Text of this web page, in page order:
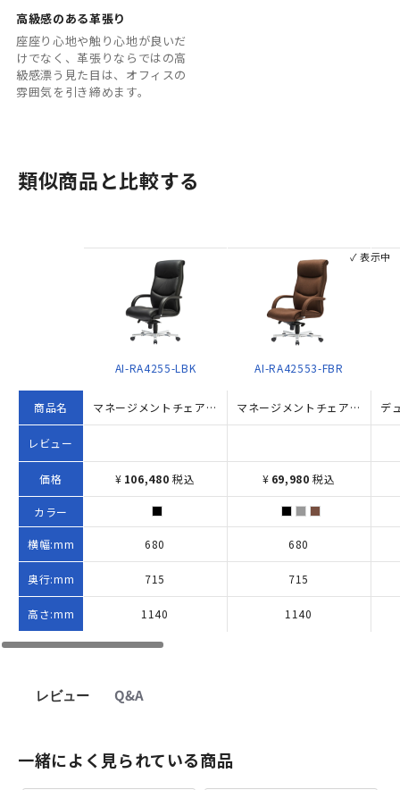
高級感のある革張り
座座り心地や触り心地が良いだ
けでなく、革張りならではの高
級感漂う見た目は、オフィスの
雰囲気を引き締めます。
類似商品と比較する
商品名
レビュー
価格
カラー
横幅:mm
奥行:mm
高さ:mm
AI-RA4255-LBK
✓ 表示中
マネージメントチェアRA 革張りハイバック（W680×D715×H1140-1195）
¥ 106,480 税込
680
715
1140
AI-RA42553-FBR
マネージメントチェアRA ハイバック W680×D715×H1140-1195 ブラウン
¥ 69,980 税込
680
715
1140
レビュー Q&A
一緒によく見られている商品